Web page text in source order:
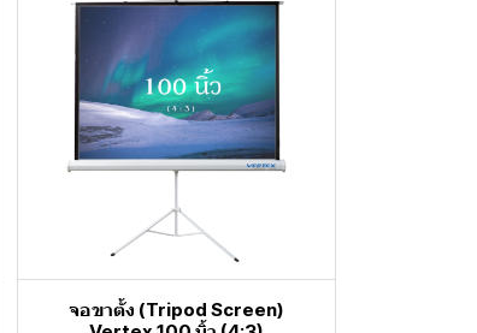
จอขาตั้ง (Tripod Screen)